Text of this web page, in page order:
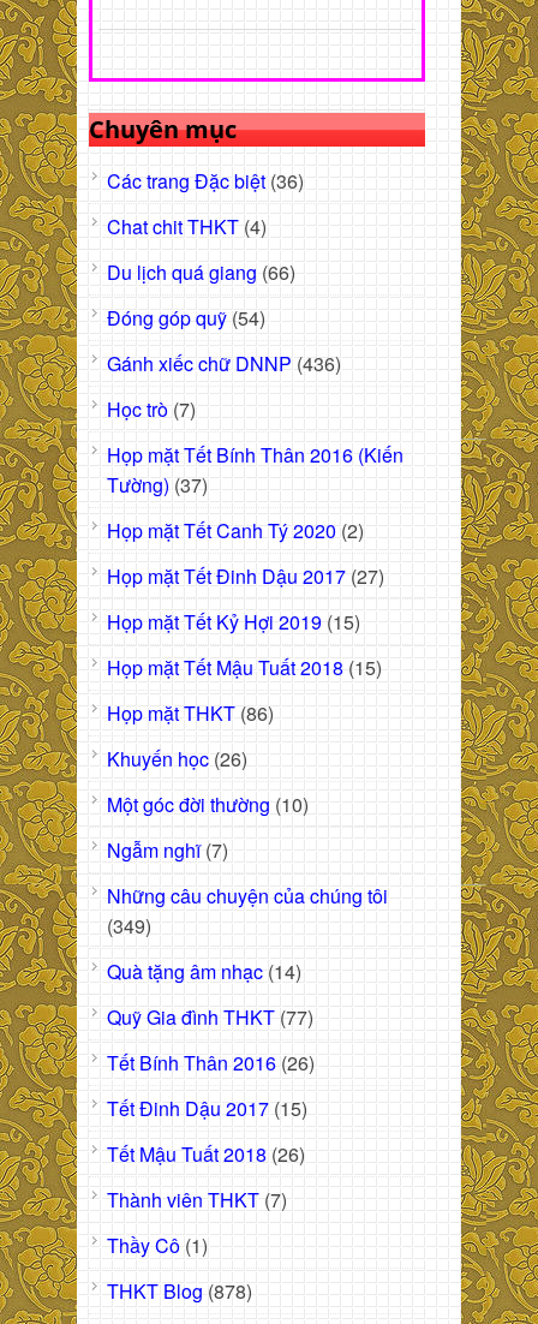
Chuyên mục
Các trang Đặc biệt (36)
Chat chit THKT (4)
Du lịch quá giang (66)
Đóng góp quỹ (54)
Gánh xiếc chữ DNNP (436)
Học trò (7)
Họp mặt Tết Bính Thân 2016 (Kiến
Tường) (37)
Họp mặt Tết Canh Tý 2020 (2)
Họp mặt Tết Đinh Dậu 2017 (27)
Họp mặt Tết Kỷ Hợi 2019 (15)
Họp mặt Tết Mậu Tuất 2018 (15)
Họp mặt THKT (86)
Khuyến học (26)
Một góc đời thường (10)
Ngẫm nghĩ(7)
Những câu chuyện của chúng tôi
(349)
Quà tặng âm nhạc (14)
Quỹ Gia đình THKT (77)
Tết Bính Thân 2016 (26)
Tết Đinh Dậu 2017 (15)
Tết Mậu Tuất 2018 (26)
Thành viên THKT (7)
Thầy Cô (1)
THKT Blog (878)